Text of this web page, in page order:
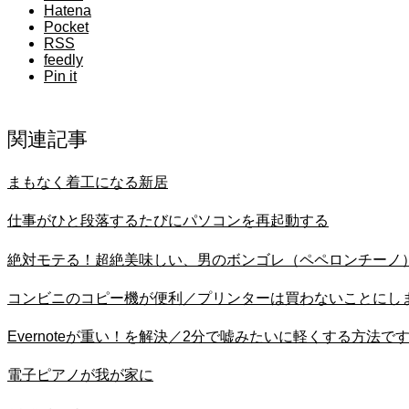
Hatena
Pocket
RSS
feedly
Pin it
関連記事
まもなく着工になる新居
仕事がひと段落するたびにパソコンを再起動する
絶対モテる！超絶美味しい、男のボンゴレ（ペペロンチーノ
コンビニのコピー機が便利／プリンターは買わないことにし
Evernoteが重い！を解決／2分で嘘みたいに軽くする方法です
電子ピアノが我が家に